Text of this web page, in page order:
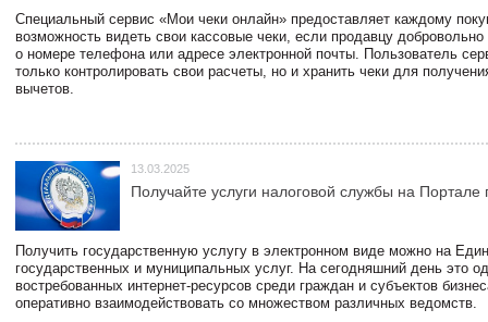
Специальный сервис «Мои чеки онлайн» предоставляет каждому
возможность видеть свои кассовые чеки, если продавцу
о номере телефона или адресе электронной почты. Пользователь
только контролировать свои расчеты, но и хранить чеки для
вычетов.
13.03.2025
Получайте услуги налоговой службы на Портале
Получить государственную услугу в электронном виде можно на
государственных и муниципальных услуг. На сегодняшний день это
востребованных интернет-ресурсов среди граждан и субъектов
оперативно взаимодействовать со множеством различных ведомств.